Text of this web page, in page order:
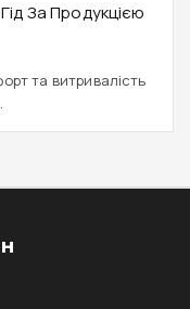
За Продукцією
та витривалість